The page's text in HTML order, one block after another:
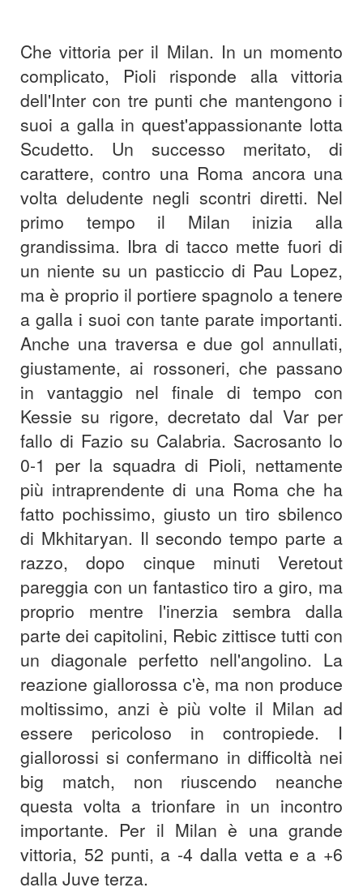
Che vittoria per il Milan. In un momento
complicato, Pioli risponde alla vittoria
dell'Inter con tre punti che mantengono i
suoi a galla in quest'appassionante lotta
Scudetto. Un successo meritato, di
carattere, contro una Roma ancora una
volta deludente negli scontri diretti. Nel
primo tempo il Milan inizia alla
grandissima. Ibra di tacco mette fuori di
un niente su un pasticcio di Pau Lopez,
ma è proprio il portiere spagnolo a tenere
a galla i suoi con tante parate importanti.
Anche una traversa e due gol annullati,
giustamente, ai rossoneri, che passano
in vantaggio nel finale di tempo con
Kessie su rigore, decretato dal Var per
fallo di Fazio su Calabria. Sacrosanto lo
0-1 per la squadra di Pioli, nettamente
più intraprendente di una Roma che ha
fatto pochissimo, giusto un tiro sbilenco
di Mkhitaryan. Il secondo tempo parte a
razzo, dopo cinque minuti Veretout
pareggia con un fantastico tiro a giro, ma
proprio mentre l'inerzia sembra dalla
parte dei capitolini, Rebic zittisce tutti con
un diagonale perfetto nell'angolino. La
reazione giallorossa c'è, ma non produce
moltissimo, anzi è più volte il Milan ad
essere pericoloso in contropiede. I
giallorossi si confermano in difficoltà nei
big match, non riuscendo neanche
questa volta a trionfare in un incontro
importante. Per il Milan è una grande
vittoria, 52 punti, a -4 dalla vetta e a +6
dalla Juve terza.